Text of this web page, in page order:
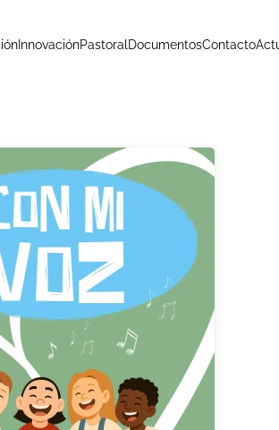
InnovaciónPastoral DocumentosContacto